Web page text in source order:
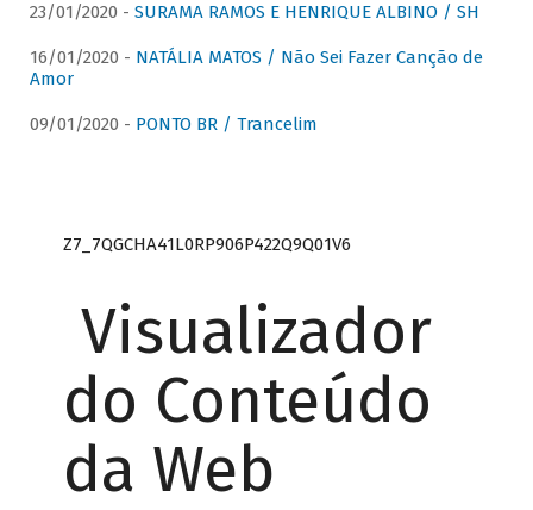
23/01/2020 - SURAMA RAMOS E HENRIQUE ALBINO / SH
16/01/2020 - NATÁLIA MATOS / Não Sei Fazer Canção de
Amor
09/01/2020 - PONTO BR / Trancelim
Z7_7QGCHA41L0RP906P422Q9Q01V6
Visualizador
do Conteúdo
da Web